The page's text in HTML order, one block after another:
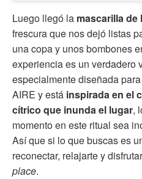
Luego llegó la mascarilla de
frescura que nos dejó listas
una copa y unos bombones
experiencia es un verdadero
especialmente diseñada
AIRE y está inspirada en el
cítrico que inunda el lugar,
momento en este ritual sea
Así que si lo que buscas es
reconectar, relajarte y
place.